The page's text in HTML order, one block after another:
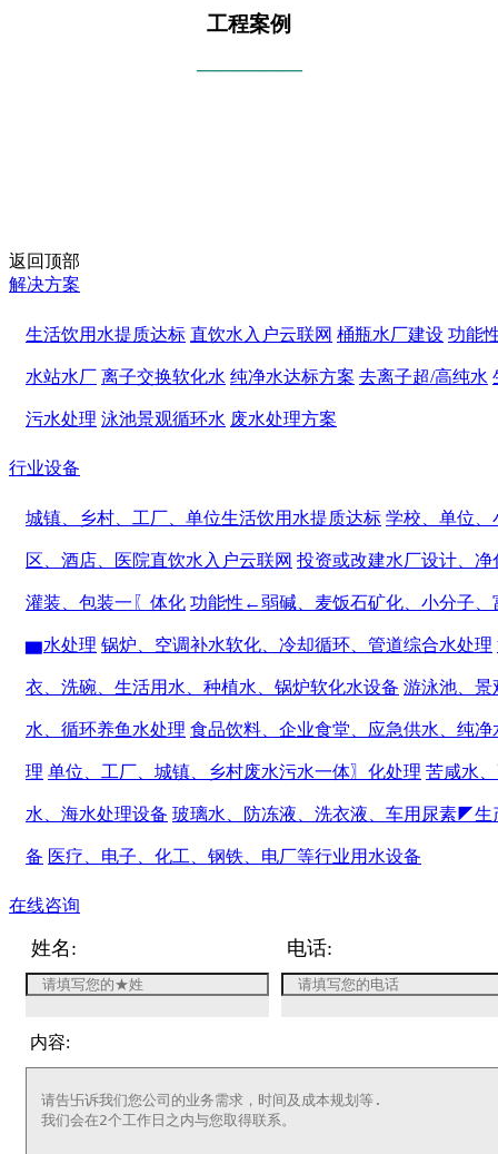
工程案例
—————
返回顶部
解决方案
生活饮用水提质达标 直饮水入户云联网 桶瓶水厂建设 功能
水站水厂 离子交换软化水 纯净水达标方案 去离子超/高纯水
污水处理 泳池景观循环水 废水处理方案
行业设备
城镇、乡村、工厂、单位生活饮用水提质达标 学校、单位、
区、酒店、医院直饮水入户云联网 投资或改建水厂设计、净
灌装、包装一〖体化 功能性←弱碱、麦饭石矿化、小分子、
▆水处理 锅炉、空调补水软化、冷却循环、管道综合水处理
衣、洗碗、生活用水、种植水、锅炉软化水设备 游泳池、景
水、循环养鱼水处理 食品饮料、企业食堂、应急供水、纯净
理 单位、工厂、城镇、乡村废水污水一体〗化处理 苦咸水
水、海水处理设备 玻璃水、防冻液、洗衣液、车用尿素◤生
备 医疗、电子、化工、钢铁、电厂等行业用水设备
在线咨询
姓名: 电话:
内容: